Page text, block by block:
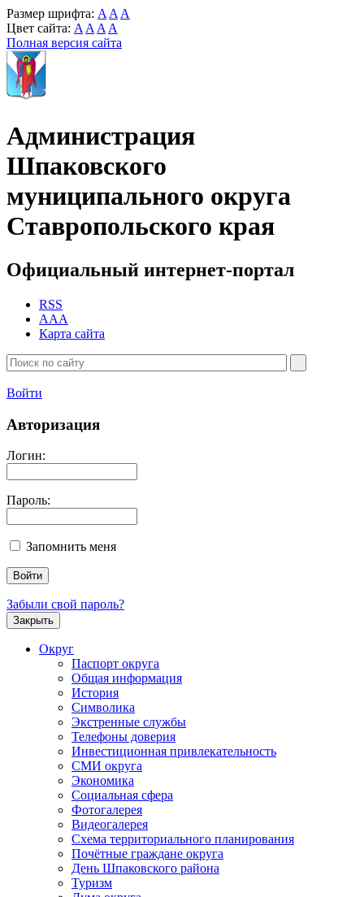
Размер шрифта: A A A
Цвет сайта: A A A A
Полная версия сайта
Администрация
Шпаковского
муниципального округа
Ставропольского края
Официальный интернет-портал
RSS
AAA
Карта сайта
Войти
Авторизация
Логин:
Пароль:
Запомнить меня
Забыли свой пароль?
Закрыть
Округ
Паспорт округа
Общая информация
История
Символика
Экстренные службы
Телефоны доверия
Инвестиционная привлекательность
СМИ округа
Экономика
Социальная сфера
Фотогалерея
Видеогалерея
Схема территориального планирования
Почётные граждане округа
День Шпаковского района
Туризм